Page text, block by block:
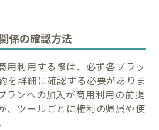
係の確認方法
用利用する際は、必ず各プラッ
を詳細に確認する必要がありま
ランへの加入が商用利用の前提
、ツールごとに権利の帰属や使